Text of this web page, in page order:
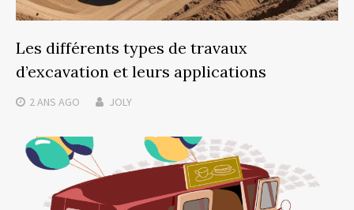
Les différents types de travaux
d’excavation et leurs applications
2 ANS AGO JOLY